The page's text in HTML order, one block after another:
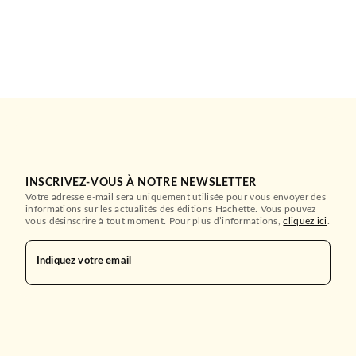
INSCRIVEZ-VOUS À NOTRE NEWSLETTER
Votre adresse e-mail sera uniquement utilisée pour vous envoyer des
informations sur les actualités des éditions Hachette. Vous pouvez
vous désinscrire à tout moment. Pour plus d’informations,cliquez ici
Indiquez votre email